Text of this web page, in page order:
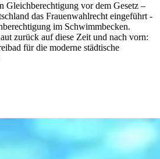
Gleichberechtigung vor dem Gesetz –
das Frauenwahlrecht eingeführt -
im Schwimmbecken.
zurück auf diese Zeit und nach vorn:
für die moderne städtische